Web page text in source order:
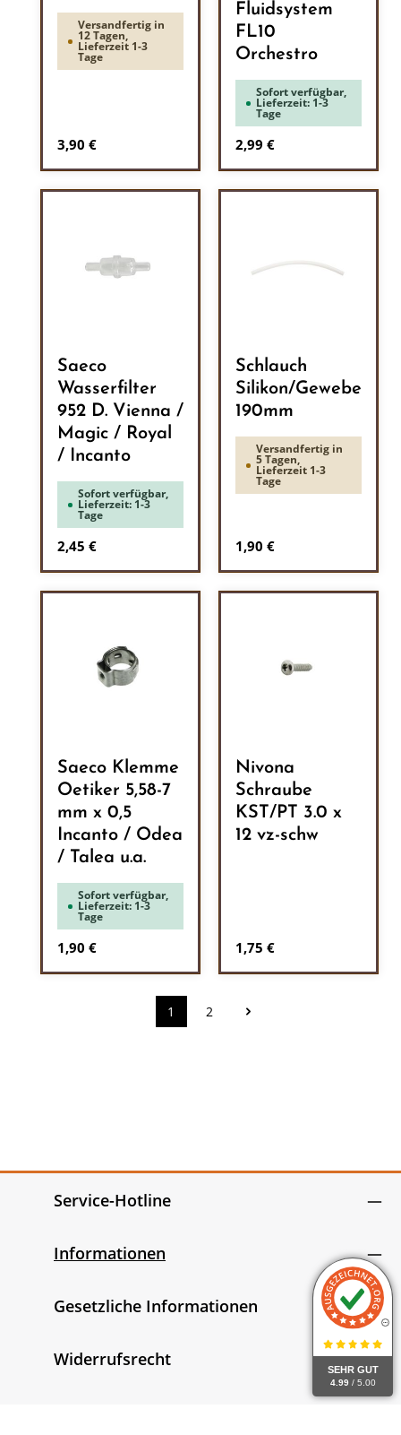
SEHR GUT
4.99 / 5.00
Versandfertig in
12 Tagen,
Lieferzeit 1-3
Tage
Regulärer Preis:
3,90 €
Fluidsystem
FL10
Orchestro
Sofort verfügbar,
Lieferzeit: 1-3
Tage
Regulärer Preis:
2,99 €
Saeco
Wasserfilter
952 D. Vienna /
Magic / Royal
/ Incanto
Sofort verfügbar,
Lieferzeit: 1-3
Tage
Regulärer Preis:
2,45 €
Schlauch
Silikon/Gewebe
190mm
Versandfertig in
5 Tagen,
Lieferzeit 1-3
Tage
Regulärer Preis:
1,90 €
Saeco Klemme
Oetiker 5,58-7
mm x 0,5
Incanto / Odea
/ Talea u.a.
Sofort verfügbar,
Lieferzeit: 1-3
Tage
Regulärer Preis:
1,90 €
Nivona
Schraube
KST/PT 3.0 x
12 vz-schw
Regulärer Preis:
1,75 €
Seite
1 Seite
2
Service-Hotline
Informationen
Gesetzliche Informationen
Widerrufsrecht